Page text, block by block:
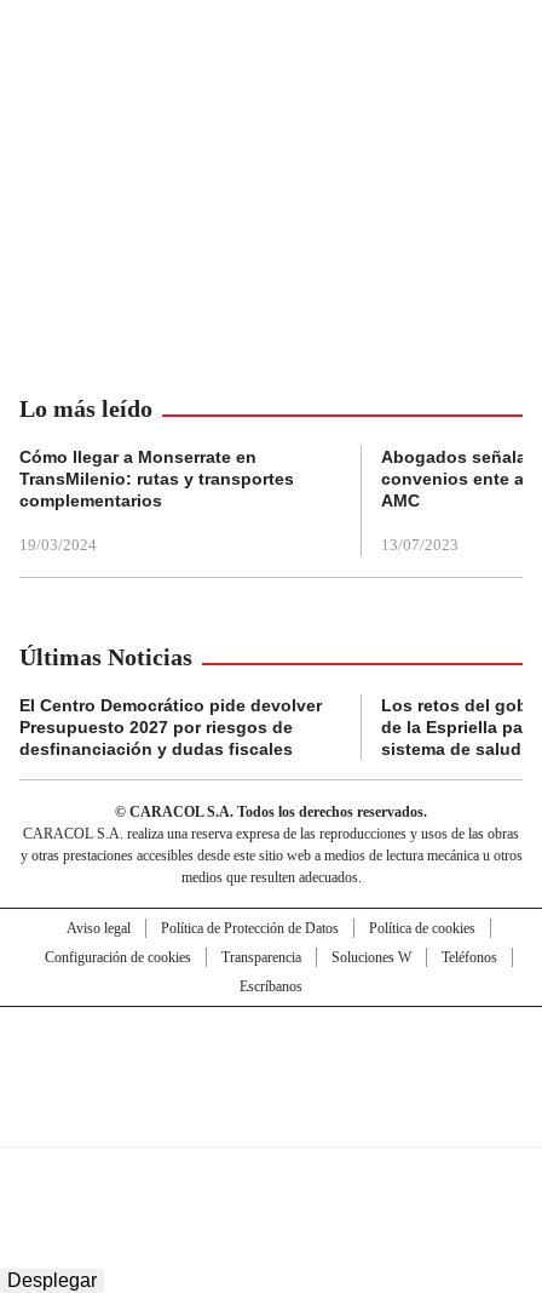
Lo más leído
Cómo llegar a Monserrate en
TransMilenio: rutas y transportes
complementarios
19/03/2024
Abogados
convenios ente
AMC
13/07/2023
Últimas Noticias
El Centro Democrático pide devolver
Presupuesto 2027 por riesgos de
desfinanciación y dudas fiscales
Los retos del
de la Espriella
sistema de salud
© CARACOL S.A. Todos los derechos reservados.
CARACOL S.A. realiza una reserva expresa de las reproducciones y usos de las obras
y otras prestaciones accesibles desde este sitio web a medios de lectura mecánica u otros
medios que resulten adecuados.
Aviso legal Política de Protección de Datos
Política de cookies
Configuración de cookies
Transparencia Soluciones W
Teléfonos
Escríbanos
Desplegar